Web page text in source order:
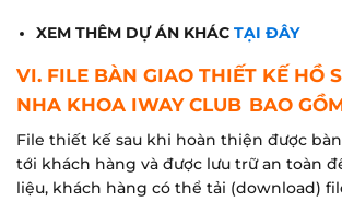
XEM THÊM DỰ ÁN KHÁC TẠI ĐÂY
VI. FILE BÀN GIAO THIẾT KẾ HỒ
NHA KHOA IWAY CLUB BAO
File thiết kế sau khi hoàn thiện được
tới khách hàng và được lưu trữ an toàn
liệu, khách hàng có thể tải (download)